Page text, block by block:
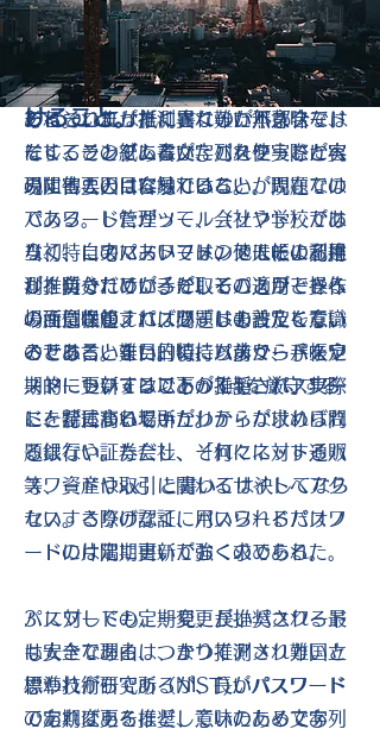
の人にとっては必ずしも容易ではな
い。実は一般の人にとって一番の不安
はパスワードを忘れてしまう事なので
ある。これが推測され難い無意味な、
そしてランダムな文字列を使うことへ
の阻害要因になっている。
当初、このパスワードの他人による推
測を防ぐために、そしてパスワードへ
の注意喚起、パスワードの設定を意識
させることを目的に、パスワードを定
期的に更新することが推奨され、実際
に、特に高いセキュリティが求められ
る銀行や証券会社、それにネット通販
等、資産や取引に関わるサイトへアク
セスする際の認証に用いられるパスワ
ードには定期更新が強く求められた。
パスワードの定期変更が推奨される最
も大きな理由は、かつてアメリカ国立
標準技術研究所（NIST)がパスワード
の定期変更を推奨していたためであ
攻撃への対処
とパスワードを、他のサイトに適用
し、アクセスを試みる。これに対する
対策は、利用する複数のパスワードを
それぞれまったく異なったパスワード
にすることであるが、これを実際に実
現することは容易ではない。現在では
パスワード管理ツール（ソフト）があ
り、特にスマートフォンではその利用
が推奨されているが、その適用と操作
の面倒さゆえに、必ずしも普及してい
るとは言い難い。特に以前からパスワ
ードについては以下の3点を厳守する
ことが言われていた。
ない（覚えること）。
できるだけ長いパスワードをつ
けること。
1 については先に述べた。
2 については紙に書くのが不都合では
なく、その紙に書いたパスワードが容
易に他人の目に触れることが問題なの
である。したがって、会社や学校では
なく、自宅においては、メモ帳に記述
し、自分だけが手に取ることができる
場所に保管すれば問題はまったくない
のである。また日頃持ち歩く、手帳や
スマートフォンであっても、パスワー
ドを記述する場所がわからなければ問
題はない。ただし、「何々に対するパ
スワードはxx」と書いては決してなら
ない。さりげなく、パスワードだけノ
ートの片隅に書いておくのである。
3 に対しても、一見、長いパスワード
は安全である、つまり推測され難いと
思われがちであるが、長いパスワード
であればあるほど、意味のある文字列